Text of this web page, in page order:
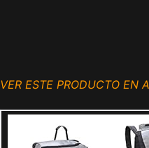
VER ESTE PRODUCTO EN